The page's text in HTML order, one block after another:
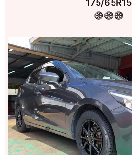
175/65R15